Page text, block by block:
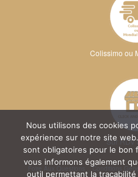
Colissimo ou
Sur RDV
Conditions
Nous utilisons des cookies
expérience sur notre site
sont obligatoires pour le bon
vous informons également
outil permettant la